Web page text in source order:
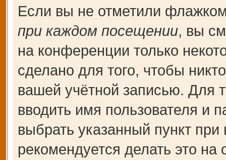
Если вы не отметили
при каждом посещении, вы
на конференции только
сделано для того, чтобы
вашей учётной записью. Для
вводить имя пользователя и
выбрать указанный пункт
рекомендуется делать это